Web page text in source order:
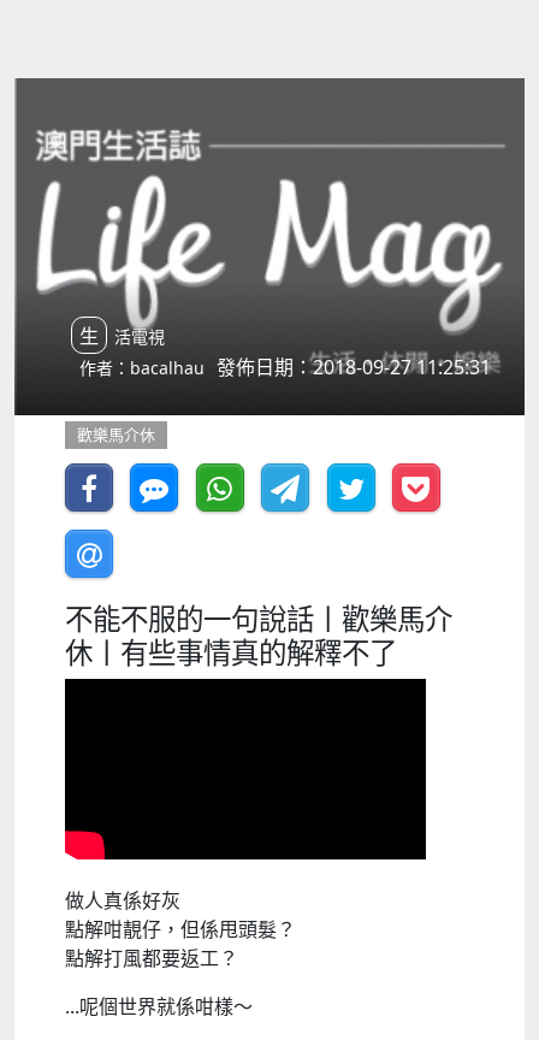
生活電視
作者：bacalhau 發佈日期：2018-09-27 11:25:31
歡樂馬介休
不能不服的一句說話丨歡樂馬介
休丨有些事情真的解釋不了
做人真係好灰
點解咁靚仔，但係甩頭髮？
點解打風都要返工？
...呢個世界就係咁樣～